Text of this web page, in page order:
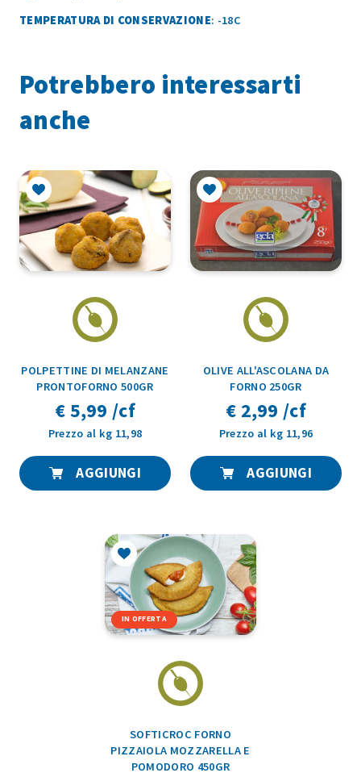
TEMPERATURA DI CONSERVAZIONE: -18C
Potrebbero interessarti
anche
POLPETTINE DI MELANZANE
PRONTOFORNO 500GR
€ 5,99 /cf
Prezzo al kg 11,98
AGGIUNGI
OLIVE ALL'ASCOLANA DA
FORNO 250GR
€ 2,99 /cf
Prezzo al kg 11,96
AGGIUNGI
IN OFFERTA
SOFTICROC FORNO
PIZZAIOLA MOZZARELLA E
POMODORO 450GR